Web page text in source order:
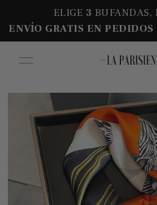
ELIGE 3 BUFANDAS,
ENVÍO GRATIS EN